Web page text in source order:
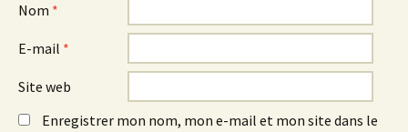
Nom *
E-mail *
Site web
Enregistrer mon nom, mon e-mail et mon site dans le